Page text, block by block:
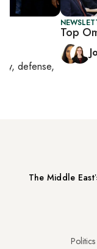
Top
defense,
The Middle